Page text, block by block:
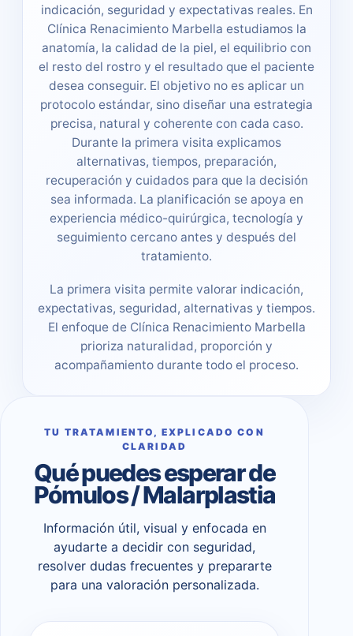
indicación, seguridad y expectativas reales. En
Clínica Renacimiento Marbella estudiamos la
anatomía, la calidad de la piel, el equilibrio con
el resto del rostro y el resultado que el paciente
desea conseguir. El objetivo no es aplicar un
protocolo estándar, sino diseñar una estrategia
precisa, natural y coherente con cada caso.
Durante la primera visita explicamos
alternativas, tiempos, preparación,
recuperación y cuidados para que la decisión
sea informada. La planificación se apoya en
experiencia médico-quirúrgica, tecnología y
seguimiento cercano antes y después del
tratamiento.
La primera visita permite valorar indicación,
expectativas, seguridad, alternativas y tiempos.
El enfoque de Clínica Renacimiento Marbella
prioriza naturalidad, proporción y
acompañamiento durante todo el proceso.
TU TRATAMIENTO, EXPLICADO CON
CLARIDAD
Qué puedes esperar de
Pómulos / Malarplastia
Información útil, visual y enfocada en
ayudarte a decidir con seguridad,
resolver dudas frecuentes y prepararte
para una valoración personalizada.